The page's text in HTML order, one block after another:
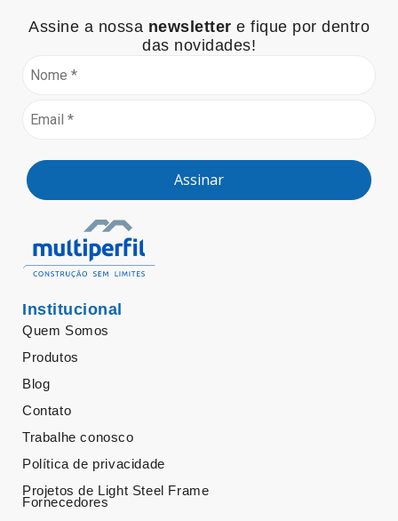
Assine a nossa newsletter e fique por dentro
das novidades!
Assinar
Institucional
Quem Somos
Produtos
Blog
Contato
Trabalhe conosco
Política de privacidade
Projetos de Light Steel Frame
Fornecedores